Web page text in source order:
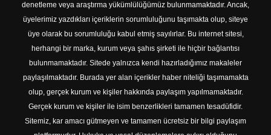
denetleme veya araştırma yükümlülüğümüz bulunmamaktadır. Ancak,
üyelerimiz yazdıkları içeriklerin sorumluluğunu taşımakta olup, siteye
üye olarak bu sorumluluğu kabul etmiş sayılırlar. Bu internet sitesi,
herhangi bir marka, kurum veya şahıs şirketi ile hiçbir bağlantısı
bulunmamaktadır. Sitede yalnızca kendi hazırladığımız makaleler
paylaşılmaktadır. Burada yer alan içerikler haber niteliği taşımamakta
olup, gerçek kurum ve kişiler hakkında paylaşım yapılmamaktadır.
Gerçek kurum ve kişiler ile isim benzerlikleri tamamen tesadüfidir.
Sitemiz, kar amacı gütmeyen ve tamamen ücretsiz bir bilgi paylaşım